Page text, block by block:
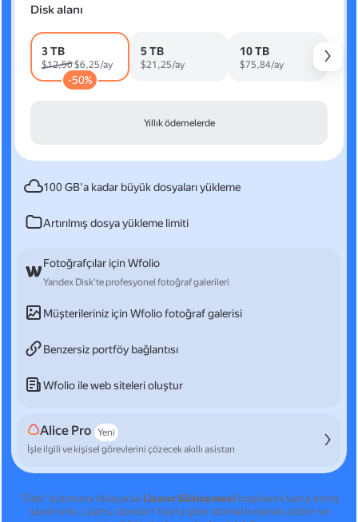
Disk alanı
3 TB
$12,50$6,25/ay
-50%
5 TB
$21,25/ay
10 TB
$75,84/ay
Yıllık ödemelerde
100 GB'a kadar büyük dosyaları yükleme
Artırılmış dosya yükleme limiti
Fotoğrafçılar için Wfolio
Yandex Disk'te profesyonel fotoğraf galerileri
Müşterileriniz için Wfolio fotoğraf galerisi
Benzersiz portföy bağlantısı
Wfolio ile web siteleri oluştur
Alice Pro Yeni
İşle ilgili ve kişisel görevlerini çözecek akıllı asistan
"Öde" butonuna tıklayarak Lisans Sözleşmesi koşullarını kabul etmiş
sayılırsınız. Lisans, standart fiyata göre otomatik olarak uzatılır ve